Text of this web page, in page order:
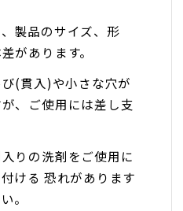
製品のサイズ、形
があります。
(貫入)や小さな穴が
、ご使用には差し支
りの洗剤をご使用に
ける 恐れがあります
。